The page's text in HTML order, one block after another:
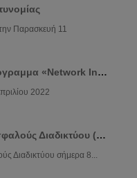
Παρασκευή 11
Εκπαιδευτικό πρόγραμμα «Network Investigations»
2022
Διεθνής Ημέρα Ασφαλούς Διαδικτύου (SID) 2022
Διαδικτύου σήμερα 8...